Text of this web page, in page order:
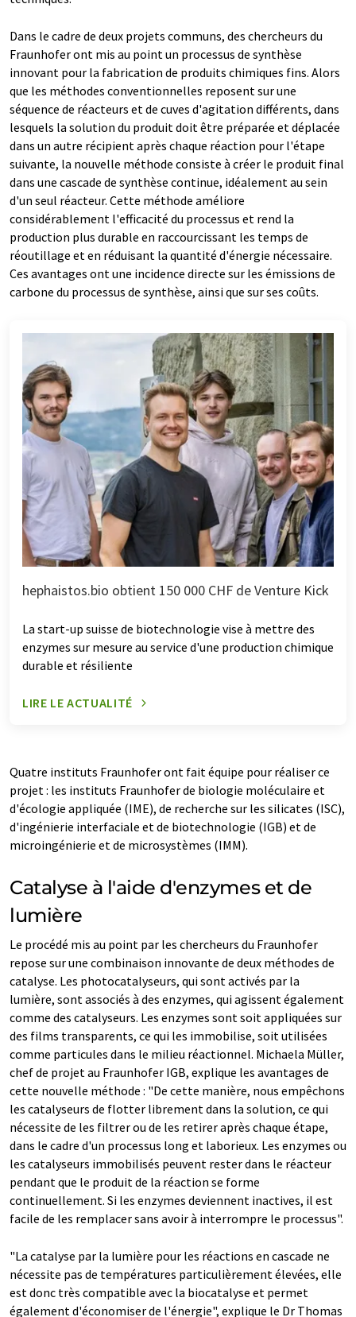
Dans le cadre de deux projets communs, des chercheurs du
Fraunhofer ont mis au point un processus de synthèse
innovant pour la fabrication de produits chimiques fins. Alors
que les méthodes conventionnelles reposent sur une
séquence de réacteurs et de cuves d'agitation différents, dans
lesquels la solution du produit doit être préparée et déplacée
dans un autre récipient après chaque réaction pour l'étape
suivante, la nouvelle méthode consiste à créer le produit final
dans une cascade de synthèse continue, idéalement au sein
d'un seul réacteur. Cette méthode améliore
considérablement l'efficacité du processus et rend la
production plus durable en raccourcissant les temps de
réoutillage et en réduisant la quantité d'énergie nécessaire.
Ces avantages ont une incidence directe sur les émissions de
carbone du processus de synthèse, ainsi que sur ses coûts.
hephaistos.bio obtient 150 000 CHF de Venture Kick
La start-up suisse de biotechnologie vise à mettre des
enzymes sur mesure au service d'une production chimique
durable et résiliente
LIRE LE ACTUALITÉ
Quatre instituts Fraunhofer ont fait équipe pour réaliser ce
projet : les instituts Fraunhofer de biologie moléculaire et
d'écologie appliquée (IME), de recherche sur les silicates (ISC),
d'ingénierie interfaciale et de biotechnologie (IGB) et de
microingénierie et de microsystèmes (IMM).
Catalyse à l'aide d'enzymes et de
lumière
Le procédé mis au point par les chercheurs du Fraunhofer
repose sur une combinaison innovante de deux méthodes de
catalyse. Les photocatalyseurs, qui sont activés par la
lumière, sont associés à des enzymes, qui agissent également
comme des catalyseurs. Les enzymes sont soit appliquées sur
des films transparents, ce qui les immobilise, soit utilisées
comme particules dans le milieu réactionnel. Michaela Müller,
chef de projet au Fraunhofer IGB, explique les avantages de
cette nouvelle méthode : "De cette manière, nous empêchons
les catalyseurs de flotter librement dans la solution, ce qui
nécessite de les filtrer ou de les retirer après chaque étape,
dans le cadre d'un processus long et laborieux. Les enzymes ou
les catalyseurs immobilisés peuvent rester dans le réacteur
pendant que le produit de la réaction se forme
continuellement. Si les enzymes deviennent inactives, il est
facile de les remplacer sans avoir à interrompre le processus".
"La catalyse par la lumière pour les réactions en cascade ne
nécessite pas de températures particulièrement élevées, elle
est donc très compatible avec la biocatalyse et permet
également d'économiser de l'énergie", explique le Dr Thomas